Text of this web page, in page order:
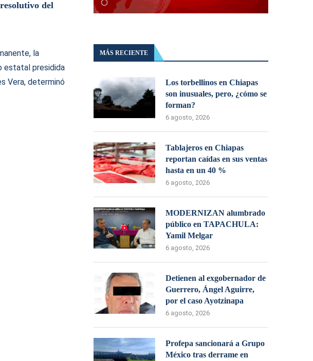
del
la
estatal presidida
Vera, determinó
MÁS RECIENTE
Los torbellinos en Chiapas
son inusuales, pero, ¿cómo se
forman?
6 agosto, 2026
Tablajeros en Chiapas
reportan caídas en sus ventas
hasta en un 40 %
6 agosto, 2026
MODERNIZAN alumbrado
público en TAPACHULA:
Yamil Melgar
6 agosto, 2026
Detienen al exgobernador de
Guerrero, Ángel Aguirre,
por el caso Ayotzinapa
6 agosto, 2026
Profepa sancionará a Grupo
México tras derrame en